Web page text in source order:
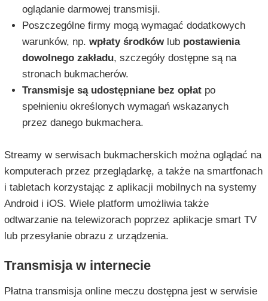
oglądanie darmowej transmisji.
Poszczególne firmy mogą wymagać dodatkowych
warunków, np. wpłaty środkówlub postawienia
dowolnego zakładu, szczegóły dostępne są na
stronach bukmacherów.
Transmisje są udostępniane bez opłatpo
spełnieniu określonych wymagań wskazanych
przez danego bukmachera.
Streamy w serwisach bukmacherskich można oglądać na
komputerach przez przeglądarkę, a także na smartfonach
i tabletach korzystając z aplikacji mobilnych na systemy
Android i iOS. Wiele platform umożliwia także
odtwarzanie na telewizorach poprzez aplikacje smart TV
lub przesyłanie obrazu z urządzenia.
Transmisja w internecie
Płatna transmisja online meczu dostępna jest w serwisie